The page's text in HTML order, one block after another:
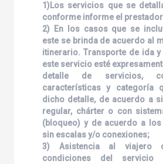
1)Los servicios que se
conforme informe el
2) En los casos que se
este se brinda de acuerdo al
itinerario. Transporte de ida y
este servicio esté
detalle de servicios,
características y categoría
dicho detalle, de acuerdo a
regular, chárter o con
(bloqueo) y de acuerdo a
sin escalas y/o conexiones;
3) Asistencia al viajero
condiciones del